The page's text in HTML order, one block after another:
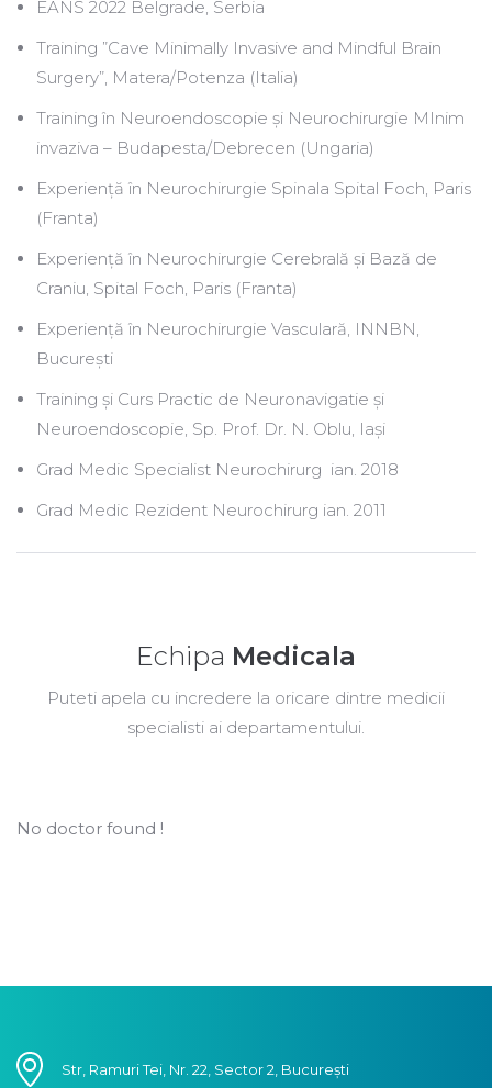
EANS 2022 Belgrade, Serbia
Training ”Cave Minimally Invasive and Mindful Brain
Surgery”, Matera/Potenza (Italia)
Training în Neuroendoscopie și Neurochirurgie MInim
invaziva – Budapesta/Debrecen (Ungaria)
Experiență în Neurochirurgie Spinala Spital Foch, Paris
(Franta)
Experiență în Neurochirurgie Cerebrală și Bază de
Craniu, Spital Foch, Paris (Franta)
Experiență în Neurochirurgie Vasculară, INNBN,
București
Training și Curs Practic de Neuronavigatie și
Neuroendoscopie, Sp. Prof. Dr. N. Oblu, Iași
Grad Medic Specialist Neurochirurg ian. 2018
Grad Medic Rezident Neurochirurg ian. 2011
Echipa Medicala
Puteti apela cu incredere la oricare dintre medicii
specialisti ai departamentului.
No doctor found !
Str, Ramuri Tei, Nr. 22, Sector 2, București